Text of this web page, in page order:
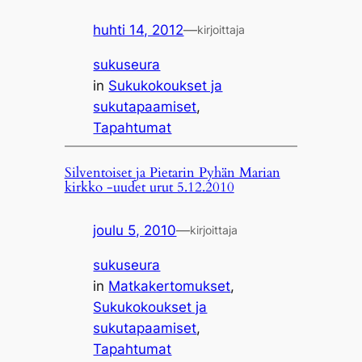
huhti 14, 2012—kirjoittaja
sukuseura
in Sukukokoukset ja
sukutapaamiset
Tapahtumat
Silventoiset ja Pietarin Pyhän Marian
kirkko -uudet urut 5.12.2010
joulu 5, 2010—kirjoittaja
sukuseura
in Matkakertomukset
Sukukokoukset ja
sukutapaamiset
Tapahtumat